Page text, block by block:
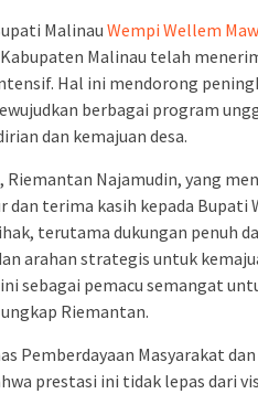
MalinauWempi Wellem
Malinau telah
Hal ini mendorong
berbagai program
dan kemajuan desa.
Riemantan Najamudin, yang
dan terima kasih kepada Bupati
terutama dukungan penuh
arahan strategis untuk
sebagai pemacu semangat
Riemantan.
Pemberdayaan Masyarakat
prestasi ini tidak lepas dari